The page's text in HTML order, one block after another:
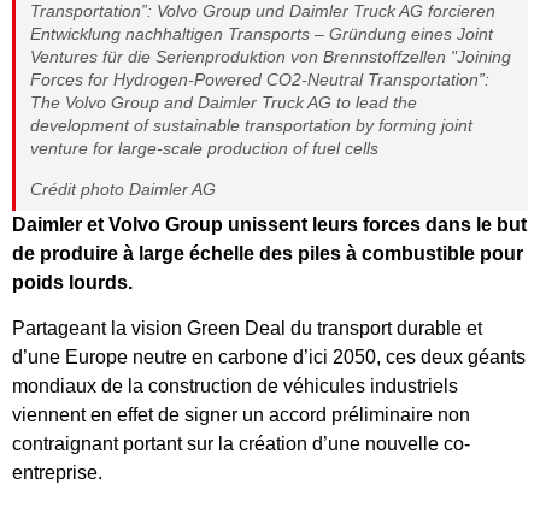
Transportation”: Volvo Group und Daimler Truck AG forcieren
Entwicklung nachhaltigen Transports – Gründung eines Joint
Ventures für die Serienproduktion von Brennstoffzellen "Joining
Forces for Hydrogen-Powered CO2-Neutral Transportation”:
The Volvo Group and Daimler Truck AG to lead the
development of sustainable transportation by forming joint
venture for large-scale production of fuel cells
Crédit photo Daimler AG
Daimler et Volvo Group unissent leurs forces dans le but
de produire à large échelle des piles à combustible pour
poids lourds.
Partageant la vision Green Deal du transport durable et
d’une Europe neutre en carbone d’ici 2050, ces deux géants
mondiaux de la construction de véhicules industriels
viennent en effet de signer un accord préliminaire non
contraignant portant sur la création d’une nouvelle co-
entreprise.